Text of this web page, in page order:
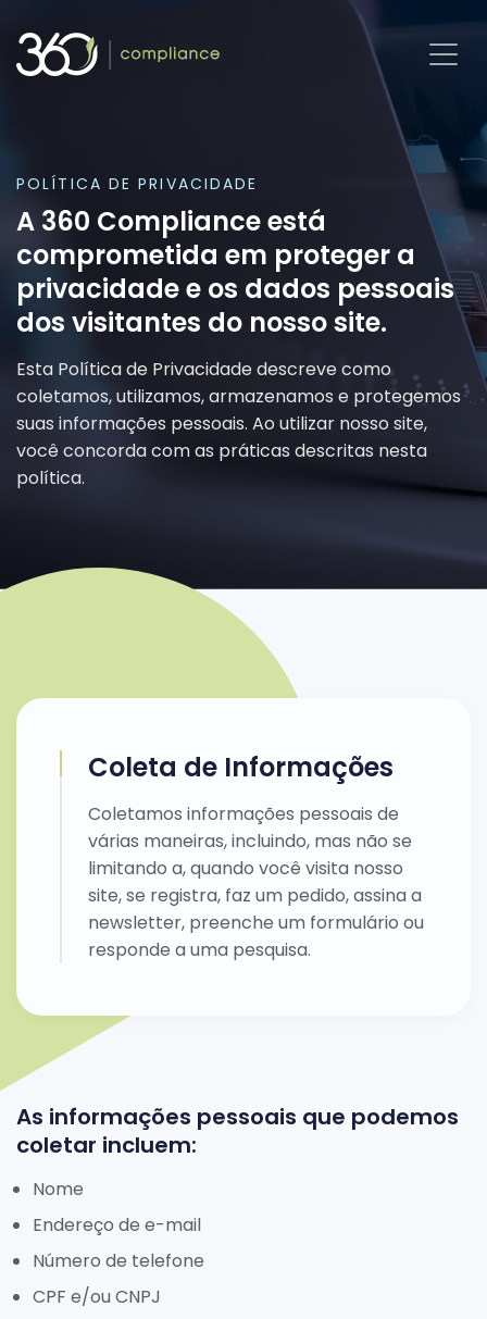
para
POLÍTICA DE PRIVACIDADE
A 360 Compliance está
comprometida em proteger a
privacidade e os dados pessoais
dos visitantes do nosso site.
Esta Política de Privacidade descreve como
coletamos, utilizamos, armazenamos e protegemos
suas informações pessoais. Ao utilizar nosso site,
você concorda com as práticas descritas nesta
política.
Coleta de Informações
Coletamos informações pessoais de
várias maneiras, incluindo, mas não se
limitando a, quando você visita nosso
site, se registra, faz um pedido, assina a
newsletter, preenche um formulário ou
responde a uma pesquisa.
As informações pessoais que podemos
coletar incluem:
Nome
Endereço de e-mail
Número de telefone
CPF e/ou CNPJ